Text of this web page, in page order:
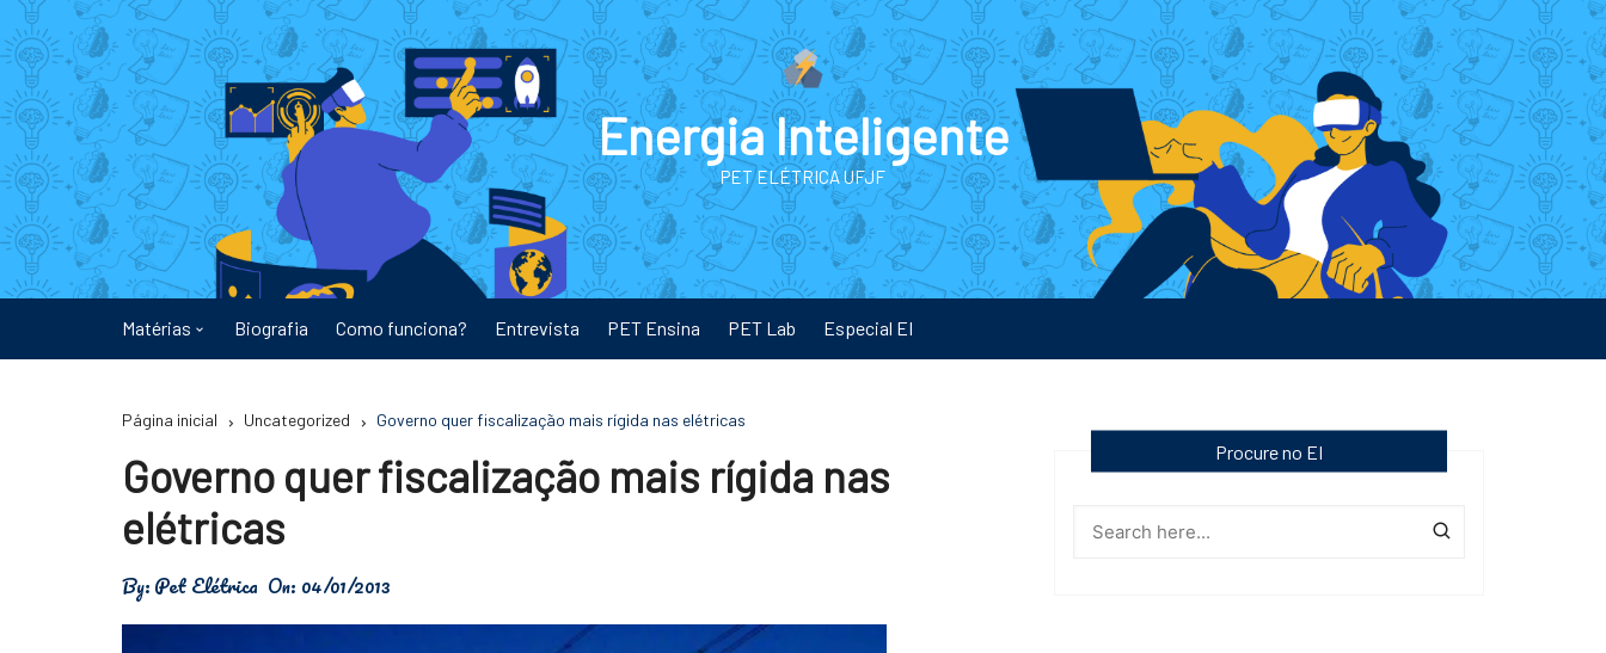
para
conteúdo
Energia Inteligente
PET ELÉTRICA UFJF
Matérias
Energia
Física
Meio Ambiente
Biografia Como funciona? Entrevista PET Ensina PET Lab Especial EI
Página inicial Uncategorized Governo quer fiscalização mais rígida nas elétricas
Governo quer fiscalização mais rígida nas
elétricas
By:Pet Elétrica On: 04/01/2013
Procure no EI